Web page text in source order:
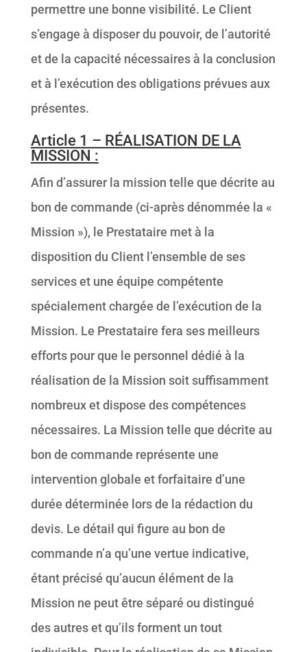
permettre une bonne visibilité. Le Client
s’engage à disposer du pouvoir, de l’autorité
et de la capacité nécessaires à la conclusion
et à l’exécution des obligations prévues aux
présentes.
Article 1 – RÉALISATION DE LA
MISSION :
Afin d’assurer la mission telle que décrite au
bon de commande (ci-après dénommée la «
Mission »), le Prestataire met à la
disposition du Client l’ensemble de ses
services et une équipe compétente
spécialement chargée de l’exécution de la
Mission. Le Prestataire fera ses meilleurs
efforts pour que le personnel dédié à la
réalisation de la Mission soit suffisamment
nombreux et dispose des compétences
nécessaires. La Mission telle que décrite au
bon de commande représente une
intervention globale et forfaitaire d’une
durée déterminée lors de la rédaction du
devis. Le détail qui figure au bon de
commande n’a qu’une vertue indicative,
étant précisé qu’aucun élément de la
Mission ne peut être séparé ou distingué
des autres et qu’ils forment un tout